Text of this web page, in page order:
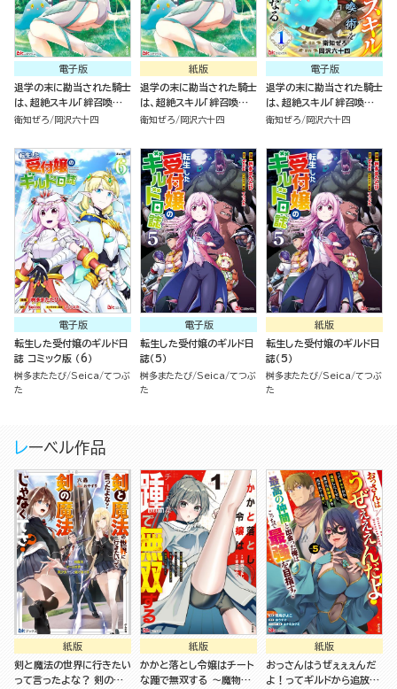
電子版
退学の末に勘当された騎士
は、超絶スキル「絆召喚術」
を会得し最強となる（1）
衛知ぜろ 岡沢六十四
紙版
退学の末に勘当された騎士
は、超絶スキル「絆召喚術」
を会得し最強となる（1）
衛知ぜろ 岡沢六十四
電子版
退学の末に勘当された騎士
は、超絶スキル「絆召喚術」
を会得し最強となる コミッ
衛知ぜろ 岡沢六十四
電子版
転生した受付嬢のギルド日
誌 コミック版 （6）
桝多またたび Seica てつぶ
た
電子版
転生した受付嬢のギルド日
誌（5）
桝多またたび Seica てつぶ
た
紙版
転生した受付嬢のギルド日
誌（5）
桝多またたび Seica てつぶ
た
レーベル作品
紙版
剣と魔法の世界に行きたい
って言ったよな？ 剣の魔
紙版
かかと落とし令嬢はチート
な踵で無双する ～魔物を
紙版
おっさんはうぜぇぇぇんだ
よ！ってギルドから追放し